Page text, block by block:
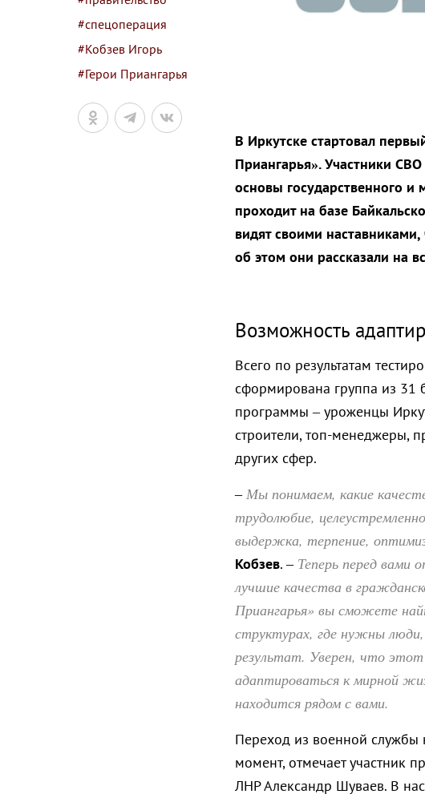
#спецоперация
#Кобзев Игорь
#Герои Приангарья
В Иркутске стартовал
Приангарья». Участники
основы государственного и
проходит на базе
видят своими
об этом они рассказали на
Возможность
Всего по результатам
сформирована группа из 31
программы – уроженцы
строители, топ-менеджеры,
других сфер.
– Мы понимаем, какие
трудолюбие,
выдержка, терпение,
Кобзев. –Теперь перед вами
лучшие качества в
Приангарья» вы сможете
структурах, где нужны
результат. Уверен, что
адаптироваться к мирной
находится рядом с вами.
Переход из военной службы
момент, отмечает участник
ЛНР Александр Шуваев. В